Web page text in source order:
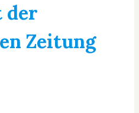
der
Zeitung